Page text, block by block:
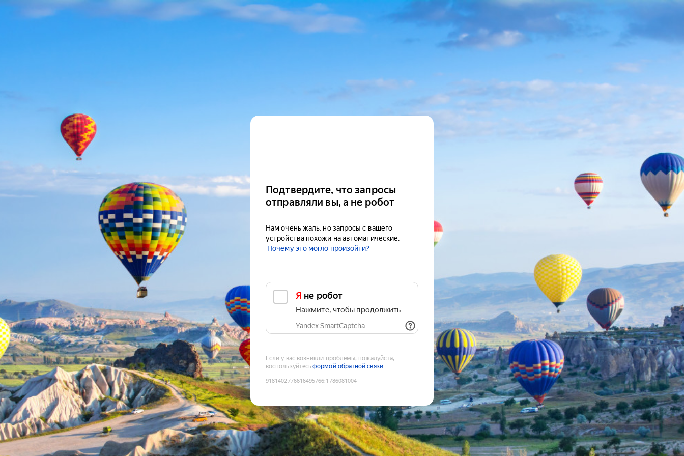
Подтвердите, что запросы
отправляли вы, а не робот
Нам очень жаль, но запросы с вашего
устройства похожи на автоматические.
Почему это могло произойти?
Я не робот
Нажмите, чтобы продолжить
Yandex SmartCaptcha
Если у вас возникли проблемы, пожалуйста,
воспользуйтесьформой обратной связи
9181402776616495766:1786081004